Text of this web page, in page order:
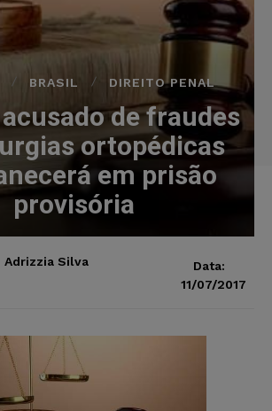
BRASIL DIREITO PENAL
de fraudes
ortopédicas
em prisão
provisória
Adrizzia Silva
Data:
11/07/2017